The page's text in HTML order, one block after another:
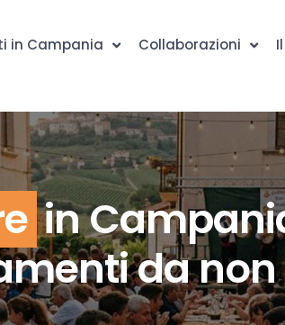
in Campania Collaborazioni
in
da non